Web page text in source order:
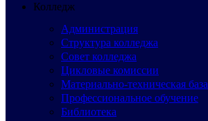
Колледж
Администрация
Структура колледжа
Совет колледжа
Цикловые комиссии
Материально-техническая база
Профессиональное обучение
Библиотека